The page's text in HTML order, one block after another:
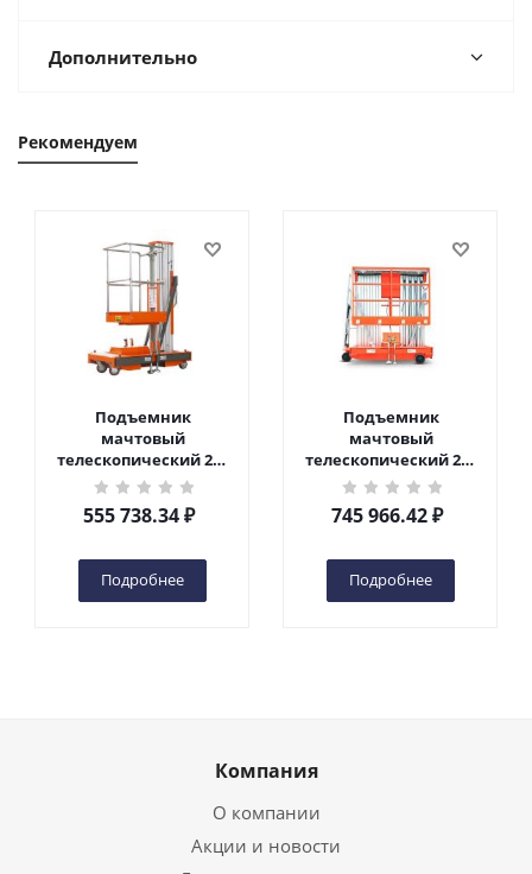
Дополнительно
Рекомендуем
Подъемник
мачтовый
телескопический 200
кг 6 м TOR GTWY6-200S
DC 2-мачтовый
(автономный) (G) в
555 738.34₽
Подробнее
Подъемник
мачтовый
телескопический 200
кг 10 м TOR GTWY10-
200S DC 2-мачтовый
(автономный) (N) в
745 966.42₽
Подробнее
Компания
О компании
Акции и новости